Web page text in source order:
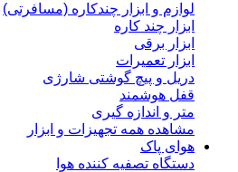
لوازم و ابزار چندکاره (مسافرتی)
ابزار چند کاره
ابزار برقی
ابزار تعمیرات
دریل و پیچ گوشتی شارژی
قفل هوشمند
متر و اندازه گیری
مشاهده همه تجهیزات و ابزار
هوای پاک
دستگاه تصفیه کننده هوا